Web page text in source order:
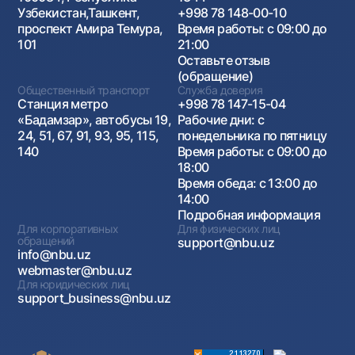
Узбекистан,Ташкент,
проспект Амира Темура,
101
+998 78 148-00-10
Время работы: с 09:00 до
21:00
Оставьте отзыв
(обращение)
Общественный транспорт
Станция метро
«Бадамзар», автобусы 19,
24, 51, 67, 91, 93, 95, 115,
140
Служба доверия
+998 78 147-15-04
Рабочие дни: с
понедельника по пятницу
Время работы: с 09:00 до
18:00
Время обеда: с 13:00 до
14:00
Подробная информация
Для корпоративных
обращений
info@nbu.uz
webmaster@nbu.uz
Для физических лиц
support@nbu.uz
Для юридических лиц
support_business@nbu.uz